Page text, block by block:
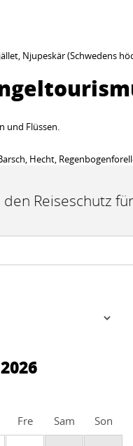
Njupeskär (Schwedens
und Flüssen.
Hecht,
den Reiseschutz
Fre Sam Son